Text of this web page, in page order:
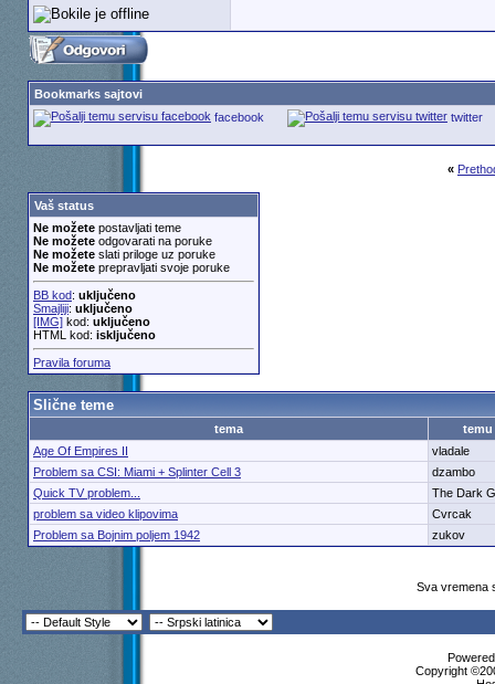
Bookmarks sajtovi
facebook
twitter
«
Vaš status
Ne možetepostavljati teme
Ne možeteodgovarati na poruke
Ne možeteslati priloge uz poruke
Ne možeteprepravljati svoje poruke
BB kod: uključeno
Smajliji: uključeno
[IMG]kod: uključeno
HTML kod: isključeno
Pravila foruma
Slične teme
tema
temu
Age Of Empires II
vladale
Problem sa CSI: Miami + Splinter Cell 3
dzambo
Quick TV problem...
The Dark
problem sa video klipovima
Cvrcak
Problem sa Bojnim poljem 1942
zukov
Sva vremena
Copyright